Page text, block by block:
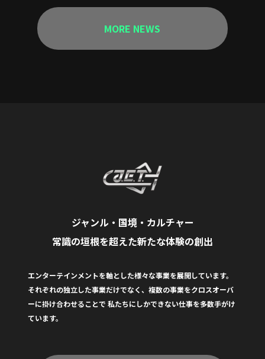
MORE NEWS
ジャンル・国境・カルチャー
常識の垣根を超えた新たな体験の創出
エンターテインメントを軸とした様々な事業を展開しています。
それぞれの独立した事業だけでなく、複数の事業をクロスオーバ
ーに掛け合わせることで 私たちにしかできない仕事を多数手がけ
ています。